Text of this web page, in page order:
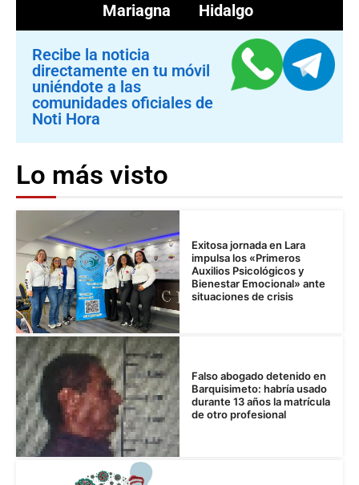
Mariagna Hidalgo
Recibe la noticia
directamente en tu móvil
uniéndote a las
comunidades oficiales de
Noti Hora
Lo más visto
Exitosa jornada en Lara
impulsa los «Primeros
Auxilios Psicológicos y
Bienestar Emocional» ante
situaciones de crisis
Falso abogado detenido en
Barquisimeto: habría usado
durante 13 años la matrícula
de otro profesional